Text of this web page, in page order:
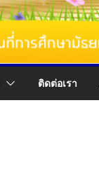
ติดต่อเรา